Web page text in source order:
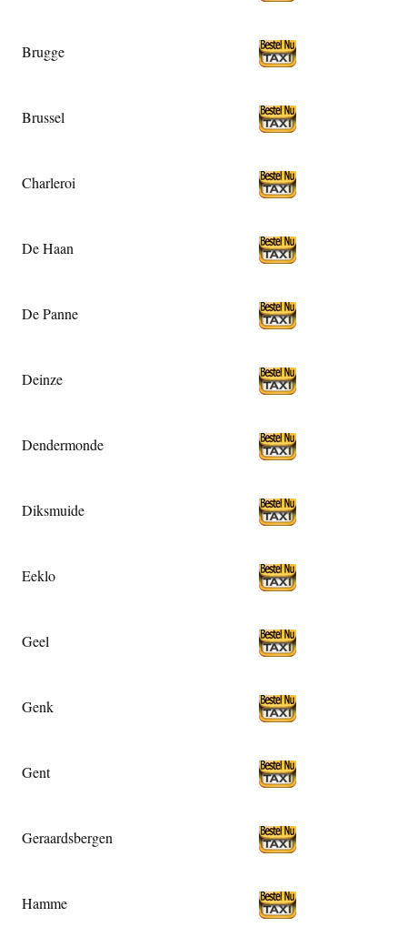
Brugge
Brussel
Charleroi
De Haan
De Panne
Deinze
Dendermonde
Diksmuide
Eeklo
Geel
Genk
Gent
Geraardsbergen
Hamme